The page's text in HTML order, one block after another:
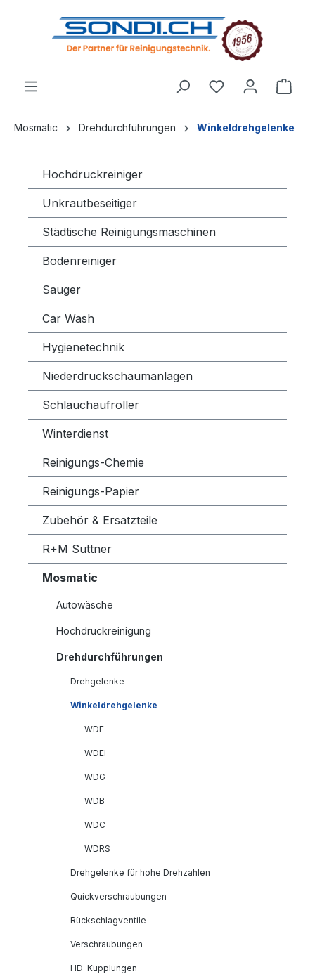
springen
Mosmatic Drehdurchführungen Winkeldrehgelenke
Hochdruckreiniger
Unkrautbeseitiger
Städtische Reinigungsmaschinen
Bodenreiniger
Sauger
Car Wash
Hygienetechnik
Niederdruckschaumanlagen
Schlauchaufroller
Winterdienst
Reinigungs-Chemie
Reinigungs-Papier
Zubehör & Ersatzteile
R+M Suttner
Mosmatic
Autowäsche
Hochdruckreinigung
Drehdurchführungen
Drehgelenke
Winkeldrehgelenke
WDE
WDEI
WDG
WDB
WDC
WDRS
Drehgelenke für hohe Drehzahlen
Quickverschraubungen
Rückschlagventile
Verschraubungen
HD-Kupplungen